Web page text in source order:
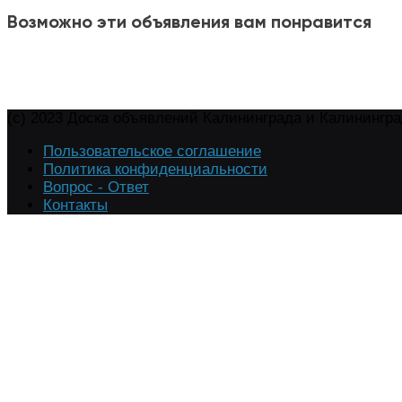
Возможно эти объявления вам понравится
Пользовательское соглашение
Политика конфиденциальности
Вопрос - Ответ
Контакты